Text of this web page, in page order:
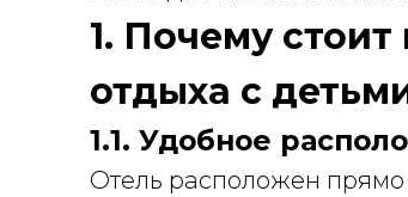
1. Почему
отдыха с
1.1. Удобное
Отель расположен прямо